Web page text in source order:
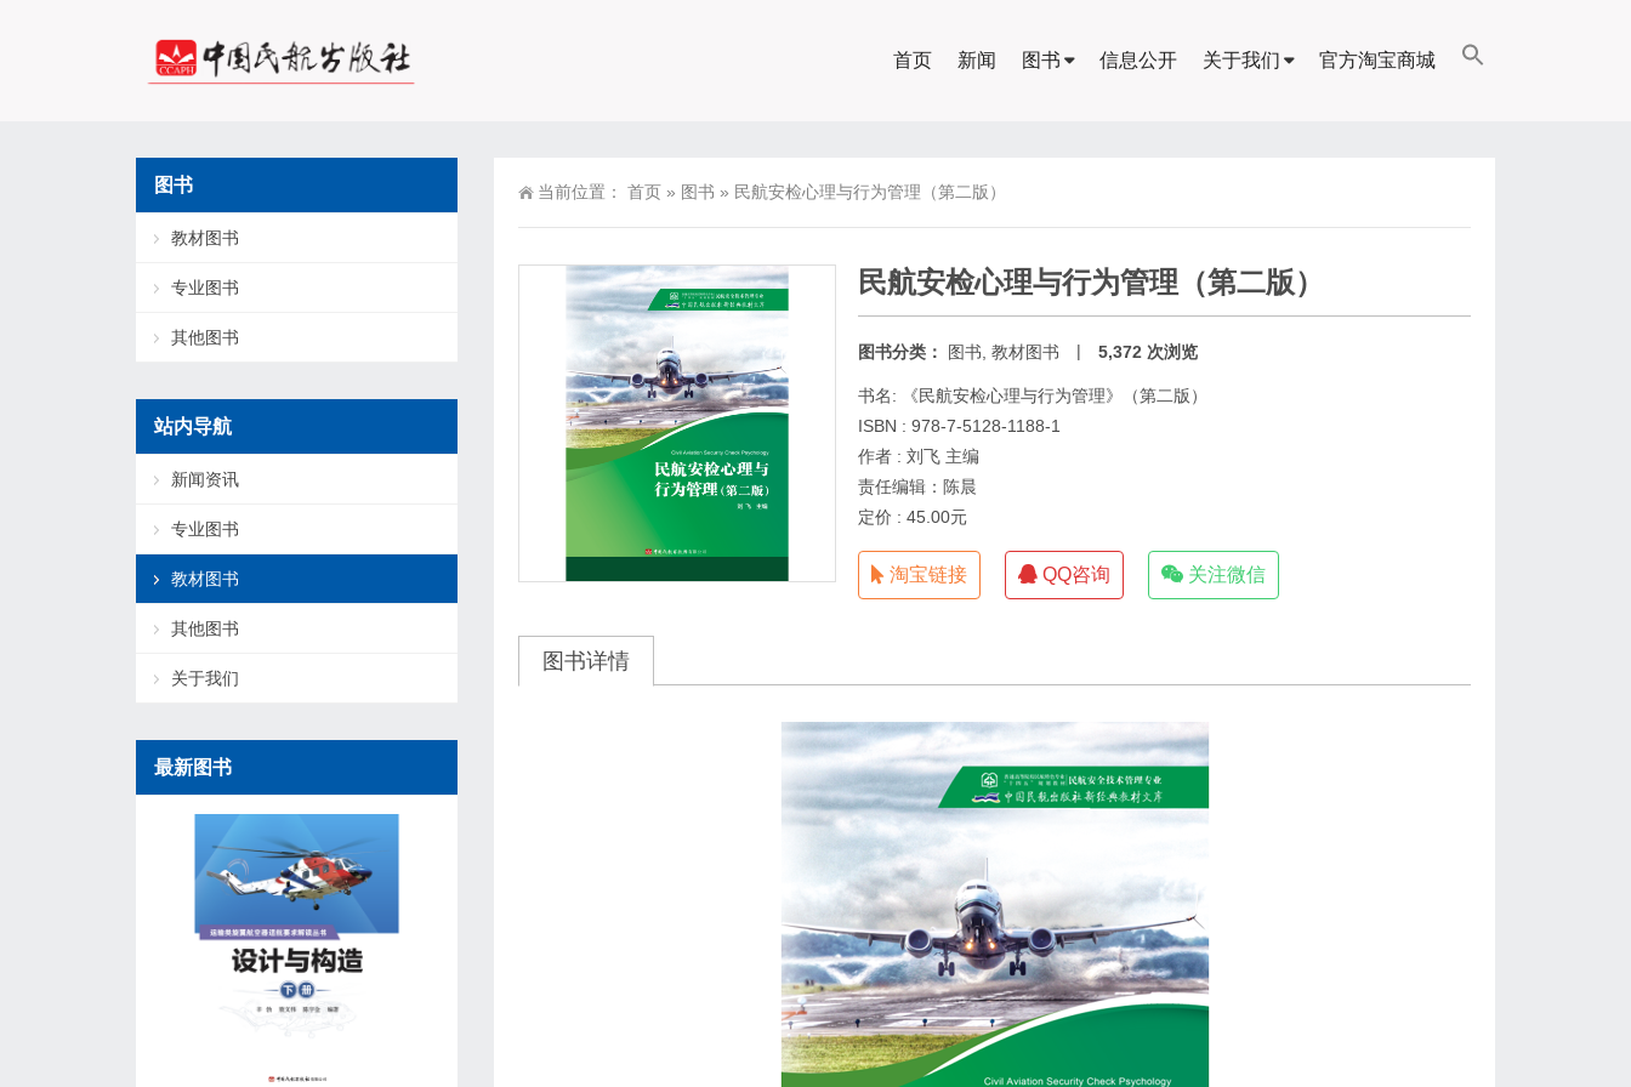
首页 新闻 图书 信息公开 关于我们 官方淘宝商城
当前位置： 首页 » 图书 » 民航安检心理与行为管理（第二版）
民航安检心理与行为管理（第二版）
图书分类： 图书 教材图书 | 5,372 次浏览
书名: 《民航安检心理与行为管理》（第二版）
ISBN : 978-7-5128-1188-1
作者 : 刘飞 主编
责任编辑：陈晨
定价 : 45.00元
淘宝链接 QQ咨询 关注微信
图书详情
图书
教材图书
专业图书
其他图书
站内导航
新闻资讯
专业图书
教材图书
其他图书
关于我们
最新图书